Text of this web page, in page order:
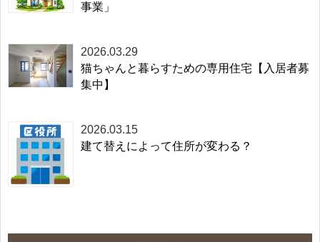
事業」
2026.03.29
猫ちゃんと暮らすための専用住宅【入居者募
集中】
2026.03.15
建て替えによって住所が変わる？